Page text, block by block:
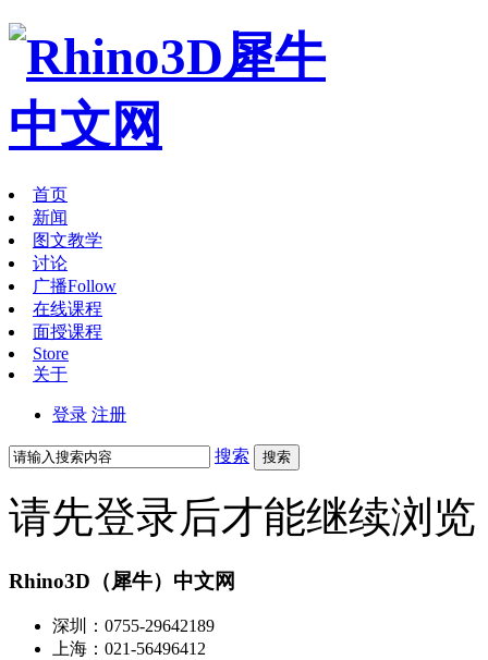
首页
新闻
图文教学
讨论
广播Follow
在线课程
面授课程
Store
关于
登录 注册
搜索 搜索
请先登录后才能继续浏览
Rhino3D（犀牛）中文网
深圳：0755-29642189
上海：021-56496412